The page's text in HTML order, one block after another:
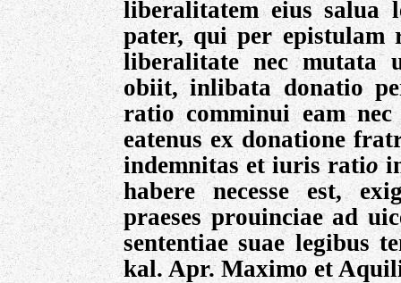
liberalitatem eius
pater, qui per epistulam
liberalitate nec mutata
obiit, inlibata donatio
ratio comminui eam
eatenus ex donatione
indemnitas et iuris ratio
habere necesse est,
praeses prouinciaead
sententiaesuae legibus
kal. Apr. Maximo et